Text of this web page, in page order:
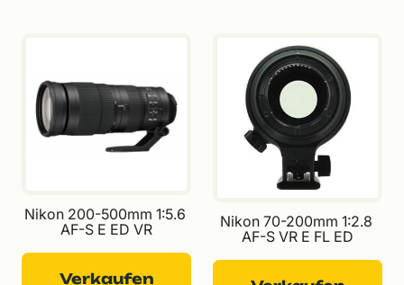
Nikon 200-500mm 1:5.6
AF-S E ED VR
Verkaufen
Nikon 70-200mm 1:2.8
AF-S VR E FL ED